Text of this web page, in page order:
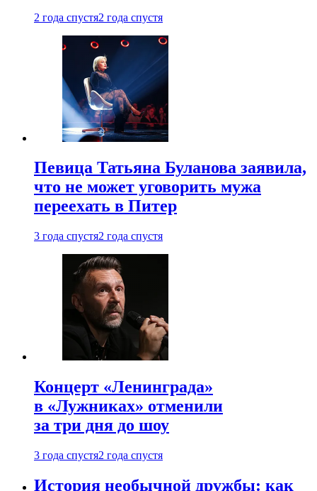
2 года спустя2 года спустя
Певица Татьяна Буланова заявила,
что не может уговорить мужа
переехать в Питер
3 года спустя2 года спустя
Концерт «Ленинграда»
в «Лужниках» отменили
за три дня до шоу
3 года спустя2 года спустя
История необычной дружбы: как